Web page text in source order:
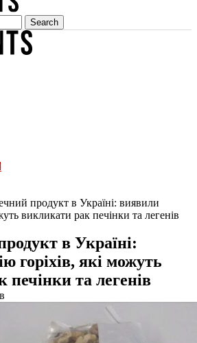
Search
продукт в Україні: виявили
викликати рак печінки та легенів
в Україні:
горіхів, які можуть
печінки та легенів